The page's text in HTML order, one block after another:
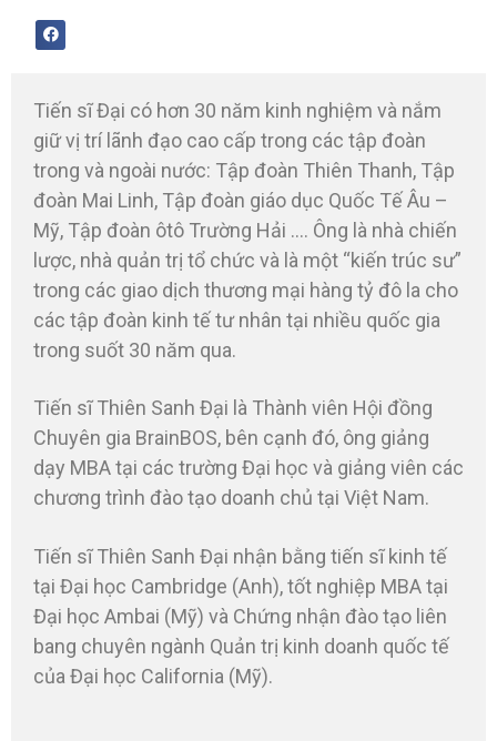
Tiến sĩ Đại có hơn 30 năm kinh nghiệm và nắm
giữ vị trí lãnh đạo cao cấp trong các tập đoàn
trong và ngoài nước: Tập đoàn Thiên Thanh, Tập
đoàn Mai Linh, Tập đoàn giáo dục Quốc Tế Âu –
Mỹ, Tập đoàn ôtô Trường Hải …. Ông là nhà chiến
lược, nhà quản trị tổ chức và là một “kiến trúc sư”
trong các giao dịch thương mại hàng tỷ đô la cho
các tập đoàn kinh tế tư nhân tại nhiều quốc gia
trong suốt 30 năm qua.
Tiến sĩ Thiên Sanh Đại là Thành viên Hội đồng
Chuyên gia BrainBOS, bên cạnh đó, ông giảng
dạy MBA tại các trường Đại học và giảng viên các
chương trình đào tạo doanh chủ tại Việt Nam.
Tiến sĩ Thiên Sanh Đại nhận bằng tiến sĩ kinh tế
tại Đại học Cambridge (Anh), tốt nghiệp MBA tại
Đại học Ambai (Mỹ) và Chứng nhận đào tạo liên
bang chuyên ngành Quản trị kinh doanh quốc tế
của Đại học California (Mỹ).